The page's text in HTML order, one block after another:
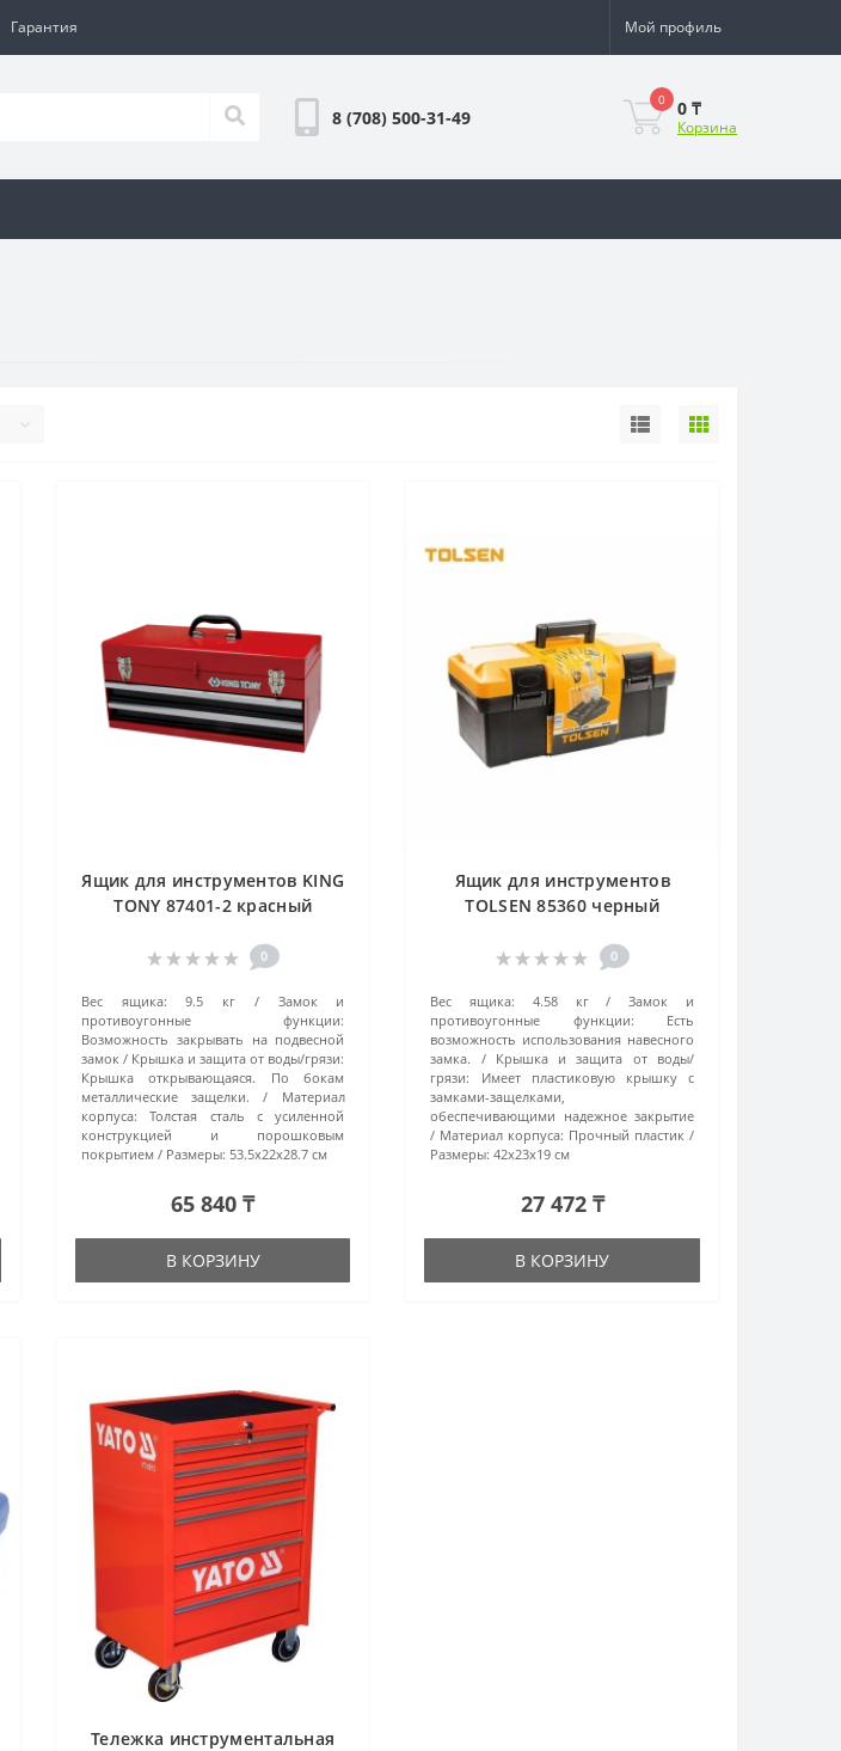
Гарантия Мой профиль
8 (708) 500-31-49
0 0 ₸
Корзина
Ящик для инструментов KING
TONY 87401-2 красный
0
Вес ящика: 9.5 кг
Замок и
противоугонные функции:
Возможность закрывать на подвесной
замок
Крышка и защита от воды/грязи:
Крышка открывающаяся. По бокам
металлические защелки.
Материал
корпуса:
Толстая сталь с усиленной
конструкцией и порошковым
покрытием
Размеры: 53.5х22х28.7 см
65 840 ₸
В КОРЗИНУ
Ящик для инструментов
TOLSEN 85360 черный
0
Вес ящика: 4.58 кг
Замок и
противоугонные функции:
Есть
возможность использования навесного
замка.
Крышка и защита от воды/
грязи:
Имеет пластиковую крышку с
замками-защелками,
обеспечивающими надежное закрытие
Материал корпуса: Прочный пластик
Размеры: 42x23x19 см
27 472 ₸
В КОРЗИНУ
Тележка инструментальная